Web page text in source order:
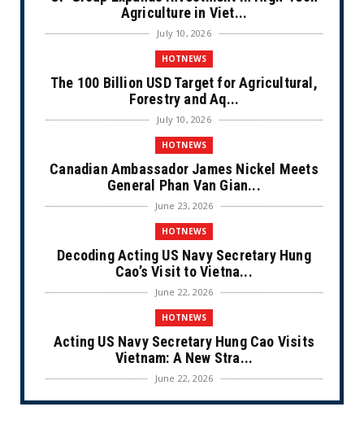
Agriculture in Viet...
July 10, 2026
HOTNEWS
The 100 Billion USD Target for Agricultural,
Forestry and Aq...
July 10, 2026
HOTNEWS
Canadian Ambassador James Nickel Meets
General Phan Van Gian...
June 23, 2026
HOTNEWS
Decoding Acting US Navy Secretary Hung
Cao’s Visit to Vietna...
June 22, 2026
HOTNEWS
Acting US Navy Secretary Hung Cao Visits
Vietnam: A New Stra...
June 22, 2026
CULTURE